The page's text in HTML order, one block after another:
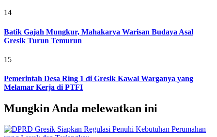
14
Batik Gajah Mungkur, Mahakarya Warisan Budaya Asal
Gresik Turun Temurun
15
Pemerintah Desa Ring 1 di Gresik Kawal Warganya yang
Melamar Kerja di PTFI
Mungkin Anda melewatkan ini